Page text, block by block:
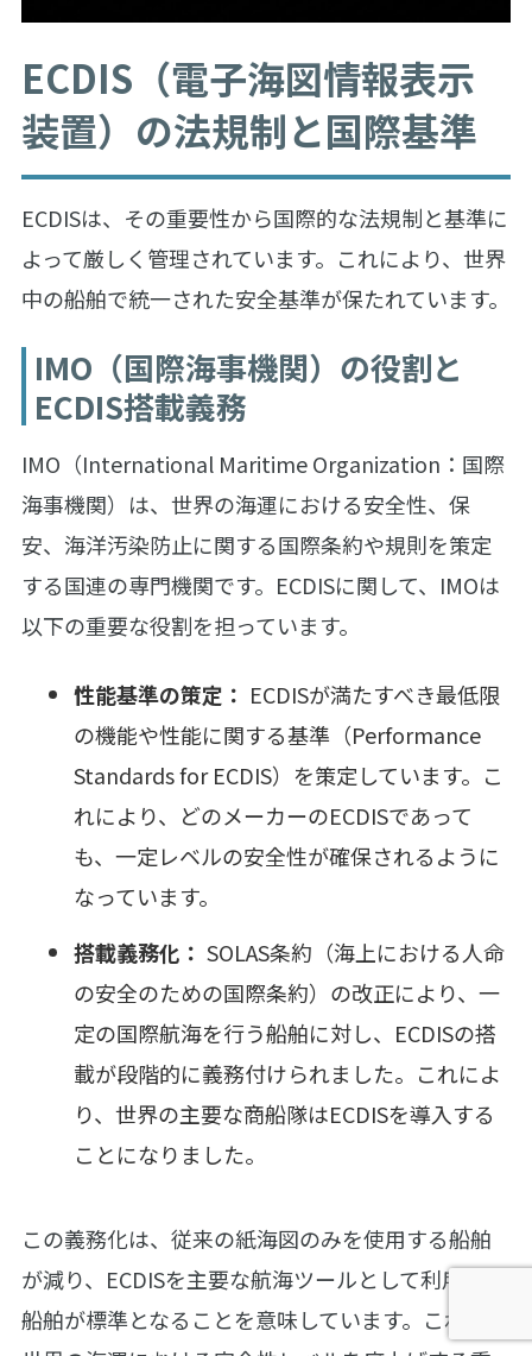
ECDIS（電子海図情報表示
装置）の法規制と国際基準
ECDISは、その重要性から国際的な法規制と基準に
よって厳しく管理されています。これにより、世界
中の船舶で統一された安全基準が保たれています。
IMO（国際海事機関）の役割と
ECDIS搭載義務
IMO（International Maritime Organization：国際
海事機関）は、世界の海運における安全性、保
安、海洋汚染防止に関する国際条約や規則を策定
する国連の専門機関です。ECDISに関して、IMOは
以下の重要な役割を担っています。
性能基準の策定： ECDISが満たすべき最低限
の機能や性能に関する基準（Performance
Standards for ECDIS）を策定しています。こ
れにより、どのメーカーのECDISであって
も、一定レベルの安全性が確保されるように
なっています。
搭載義務化： SOLAS条約（海上における人命
の安全のための国際条約）の改正により、一
定の国際航海を行う船舶に対し、ECDISの搭
載が段階的に義務付けられました。これによ
り、世界の主要な商船隊はECDISを導入する
ことになりました。
この義務化は、従来の紙海図のみを使用する船舶
が減り、ECDISを主要な航海ツールとして利用する
船舶が標準となることを意味しています。これは、